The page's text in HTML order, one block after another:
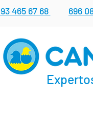
93 465 67 68 696